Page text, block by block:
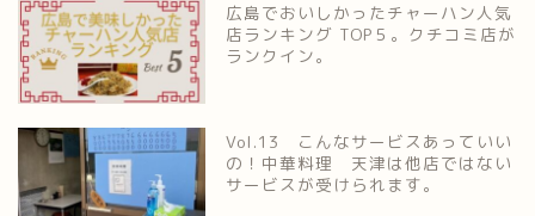
広島でおいしかったチャーハン人気
店ランキング TOP５。クチコミ店が
ランクイン。
Vol.13 こんなサービスあっていい
の！中華料理 天津は他店ではない
サービスが受けられます。